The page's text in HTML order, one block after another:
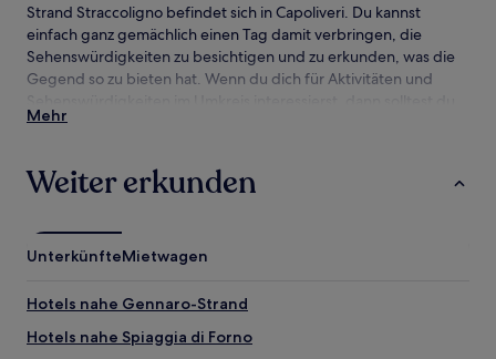
Strand Straccoligno befindet sich in Capoliveri. Du kannst
einfach ganz gemächlich einen Tag damit verbringen, die
Sehenswürdigkeiten zu besichtigen und zu erkunden, was die
Gegend so zu bieten hat. Wenn du dich für Aktivitäten und
dir diese Attraktionen nicht entgehen lassen: Capoliveri Bike
Sehenswürdigkeiten und Aktivitäten nahe
Sehenswürdigkeiten nahe Strand Straccoligno
Nationalpark Toskanischer Archipel
Strand Innamorata
Strand Barabarca
Mehr
Weiter erkunden
UnterkünfteMietwagen
Hotels nahe Gennaro-Strand
Hotels nahe Spiaggia di Forno